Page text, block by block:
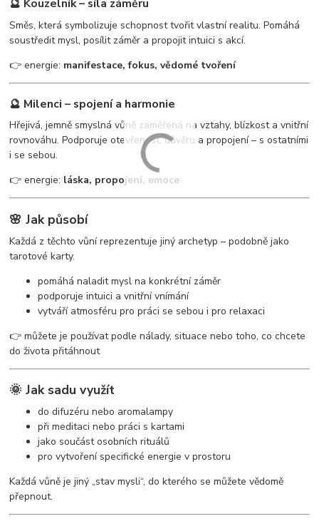
🔮 Kouzelník – síla záměru
Směs, která symbolizuje schopnost tvořit vlastní realitu. Pomáhá
soustředit mysl, posílit záměr a propojit intuici s akcí.
👉 energie: manifestace, fokus, vědomé tvoření
🔮 Milenci – spojení a harmonie
Hřejivá, jemně smyslná vůně zaměřená na vztahy, blízkost a vnitřní
rovnováhu. Podporuje otevřenost, důvěru a propojení – s ostatními
i se sebou.
👉 energie: láska, propojení, emoce
🌸 Jak působí
Každá z těchto vůní reprezentuje jiný archetyp – podobně jako
tarotové karty.
pomáhá naladit mysl na konkrétní záměr
podporuje intuici a vnitřní vnímání
vytváří atmosféru pro práci se sebou i pro relaxaci
👉 můžete je používat podle nálady, situace nebo toho, co chcete
do života přitáhnout
🌞 Jak sadu využít
do difuzéru nebo aromalampy
při meditaci nebo práci s kartami
jako součást osobních rituálů
pro vytvoření specifické energie v prostoru
Každá vůně je jiný „stav mysli“, do kterého se můžete vědomě
přepnout.